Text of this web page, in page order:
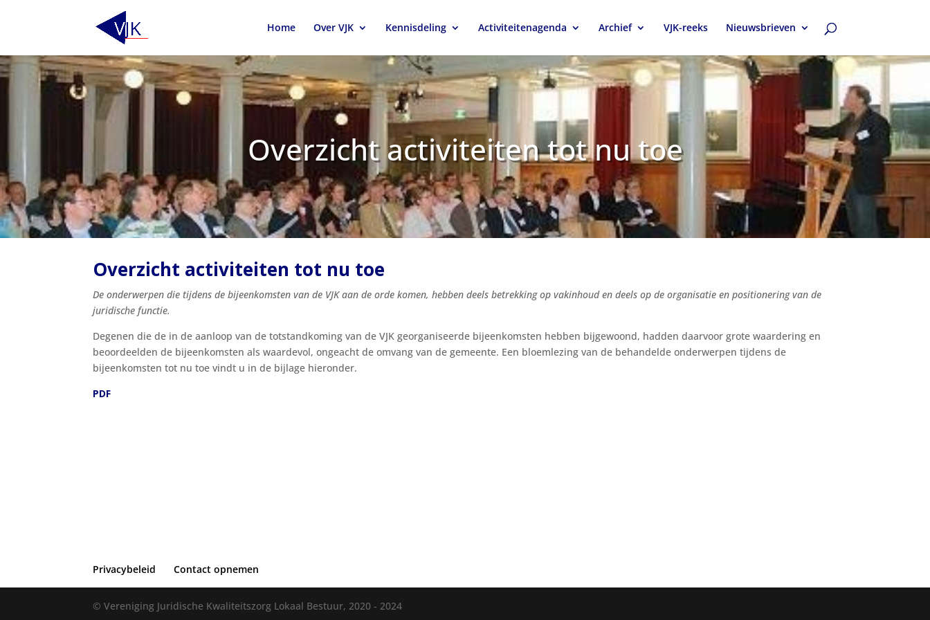
Home Over VJK Kennisdeling Activiteitenagenda Archief VJK-reeks Nieuwsbrieven
Overzicht activiteiten tot nu toe
Overzicht activiteiten tot nu toe
De onderwerpen die tijdens de bijeenkomsten van de VJK aan de orde komen, hebben deels betrekking op vakinhoud en deels op de organisatie en positionering van de
juridische functie.
Degenen die de in de aanloop van de totstandkoming van de VJK georganiseerde bijeenkomsten hebben bijgewoond, hadden daarvoor grote waardering en
beoordeelden de bijeenkomsten als waardevol, ongeacht de omvang van de gemeente. Een bloemlezing van de behandelde onderwerpen tijdens de
bijeenkomsten tot nu toe vindt u in de bijlage hieronder.
PDF
Privacybeleid Contact opnemen
© Vereniging Juridische Kwaliteitszorg Lokaal Bestuur, 2020 - 2024